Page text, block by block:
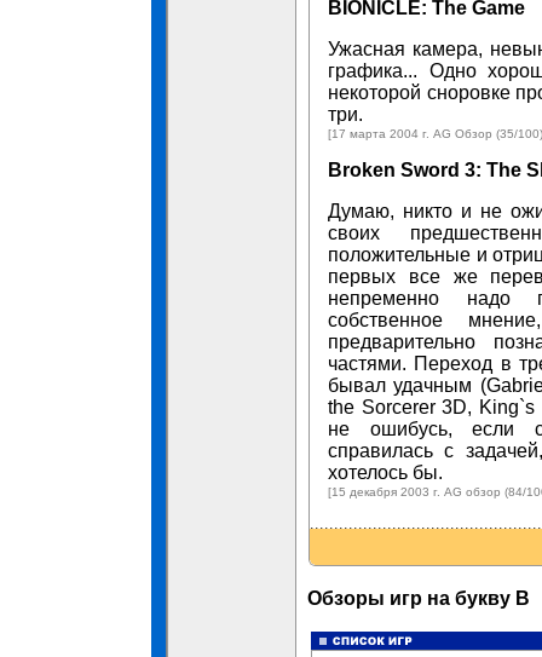
BIONICLE: The Game
Ужасная камера,
графика... Одно
некоторой сноровке
три.
[17 марта 2004 г. AG Обзор (35/
Broken Sword 3: The
Думаю, никто и не
своих
положительные и
первых все же
непременно надо
собственное
предварительно
частями. Переход в
бывал удачным
the Sorcerer 3D,
не ошибусь, если
справилась с
хотелось бы.
[15 декабря 2003 г. AG обзор (84/
Обзоры игр на букву B